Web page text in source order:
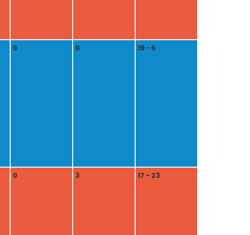
0 0 19 - 5
0 3 17 - 23